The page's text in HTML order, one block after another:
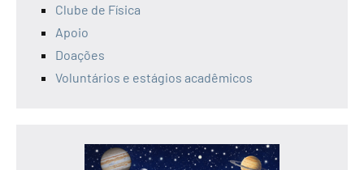
Clube de Física
Apoio
Doações
Voluntários e estágios acadêmicos